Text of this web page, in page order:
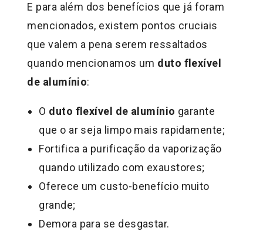
E para além dos benefícios que já foram
mencionados, existem pontos cruciais
que valem a pena serem ressaltados
quando mencionamos um duto flexível
de alumínio:
O duto flexível de alumínio garante
que o ar seja limpo mais rapidamente;
Fortifica a purificação da vaporização
quando utilizado com exaustores;
Oferece um custo-benefício muito
grande;
Demora para se desgastar.